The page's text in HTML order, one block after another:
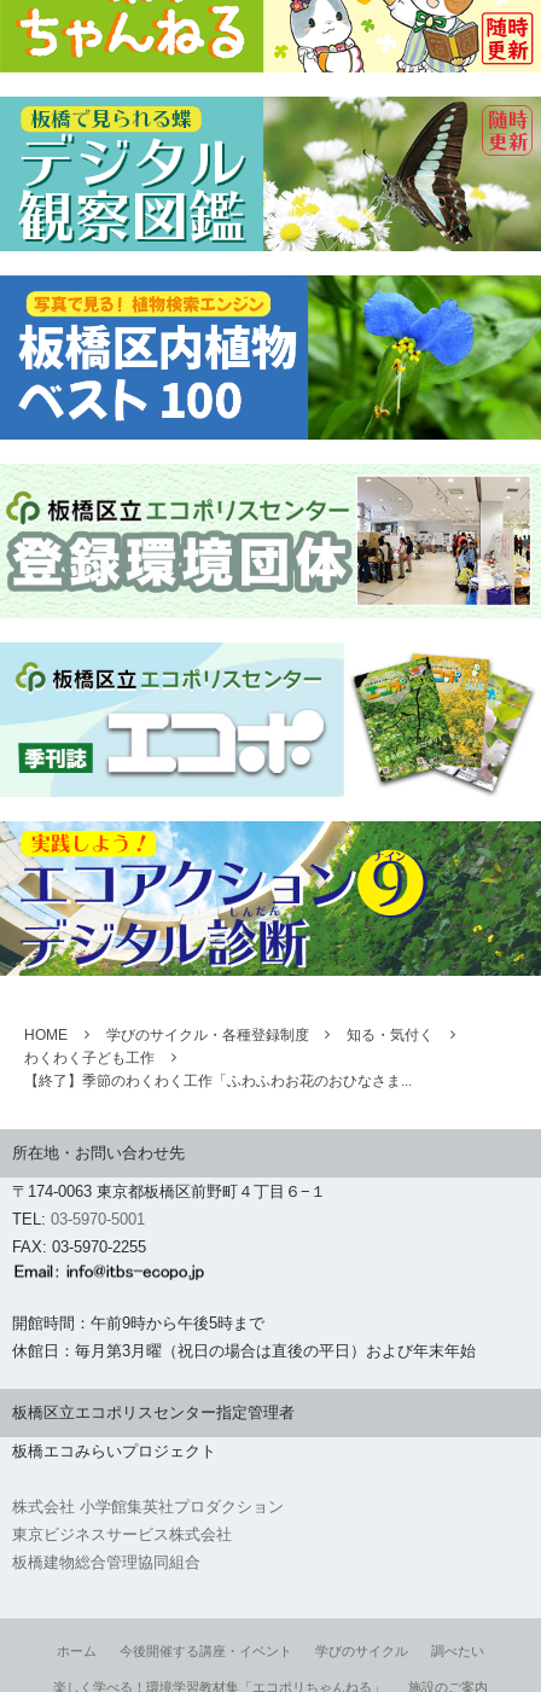
HOME 学びのサイクル・各種登録制度
知る・気付く
わくわく子ども工作
【終了】季節のわくわく工作「ふわふわお花のおひなさま...
所在地・お問い合わせ先
〒174-0063 東京都板橋区前野町４丁目６−１
TEL: 03-5970-5001
FAX: 03-5970-2255
開館時間：午前9時から午後5時まで
休館日：毎月第3月曜（祝日の場合は直後の平日）および年末年始
板橋区立エコポリスセンター指定管理者
板橋エコみらいプロジェクト
株式会社 小学館集英社プロダクション
東京ビジネスサービス株式会社
板橋建物総合管理協同組合
ホーム 今後開催する講座・イベント 学びのサイクル 調べたい
楽しく学べる！環境学習教材集「エコポリちゃんねる」 施設のご案内